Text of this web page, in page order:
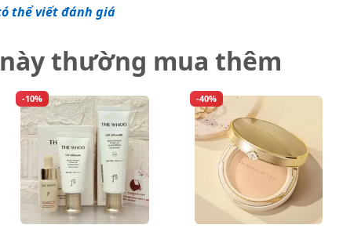
thể viết đánh giá
thường mua thêm
-10% -40%